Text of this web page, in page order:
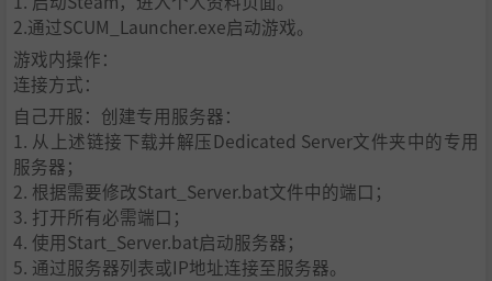
及深入详细的烹饪系统。只有选择正确的工具，你才能够达
到事半功倍的效果。
维护
2.通过SCUM_Launcher.exe启动游戏。
游戏内操作：
连接方式：
自己开服：创建专用服务器：
1. 从上述链接下载并解压Dedicated Server文件夹中的专用
服务器；
2. 根据需要修改Start_Server.bat文件中的端口；
3. 打开所有必需端口；
4. 使用Start_Server.bat启动服务器；
5. 通过服务器列表或IP地址连接至服务器。